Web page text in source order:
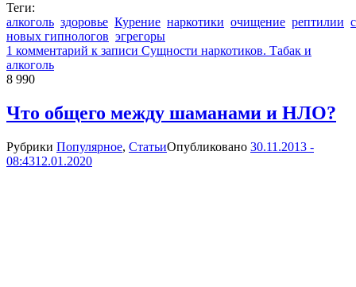
Теги:
алкоголь здоровье Курение наркотики очищение рептилии
новых гипнологов эгрегоры
1 комментарий к записи Сущности наркотиков. Табак и
алкоголь
8 990
Что общего между шаманами и НЛО?
Рубрики Популярное, СтатьиОпубликовано 30.11.2013 -
08:4312.01.2020